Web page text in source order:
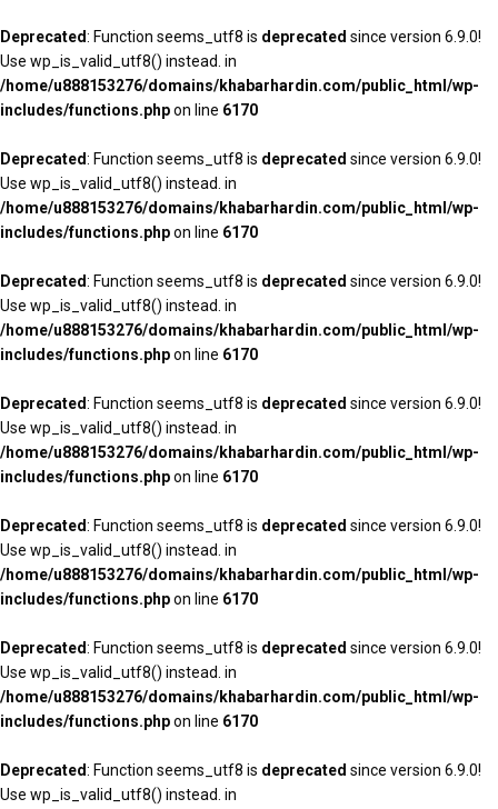
Deprecated: Function seems_utf8 is deprecated since version 6.9.0!
Use wp_is_valid_utf8() instead. in
/home/u888153276/domains/khabarhardin.com/public_html/wp-
includes/functions.phpon line 6170
Deprecated: Function seems_utf8 is deprecated since version 6.9.0!
Use wp_is_valid_utf8() instead. in
/home/u888153276/domains/khabarhardin.com/public_html/wp-
includes/functions.phpon line 6170
Deprecated: Function seems_utf8 is deprecated since version 6.9.0!
Use wp_is_valid_utf8() instead. in
/home/u888153276/domains/khabarhardin.com/public_html/wp-
includes/functions.phpon line 6170
Deprecated: Function seems_utf8 is deprecated since version 6.9.0!
Use wp_is_valid_utf8() instead. in
/home/u888153276/domains/khabarhardin.com/public_html/wp-
includes/functions.phpon line 6170
Deprecated: Function seems_utf8 is deprecated since version 6.9.0!
Use wp_is_valid_utf8() instead. in
/home/u888153276/domains/khabarhardin.com/public_html/wp-
includes/functions.phpon line 6170
Deprecated: Function seems_utf8 is deprecated since version 6.9.0!
Use wp_is_valid_utf8() instead. in
/home/u888153276/domains/khabarhardin.com/public_html/wp-
includes/functions.phpon line 6170
Deprecated: Function seems_utf8 is deprecated since version 6.9.0!
Use wp_is_valid_utf8() instead. in